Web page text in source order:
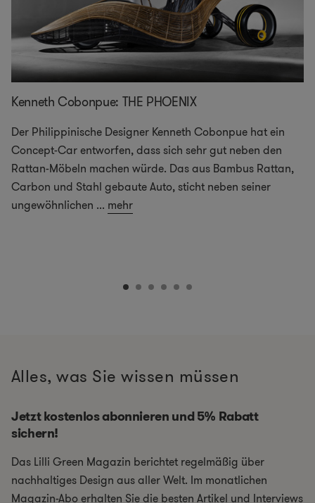
Kenneth Cobonpue: THE PHOENIX
Der Philippinische Designer Kenneth Cobonpue hat ein
Concept-Car entworfen, dass sich sehr gut neben den
Rattan-Möbeln machen würde. Das aus Bambus Rattan,
Carbon und Stahl gebaute Auto, sticht neben seiner
ungewöhnlichen ... mehr
Alles, was Sie wissen müssen
Jetzt kostenlos abonnieren und 5% Rabatt
sichern!
Das Lilli Green Magazin berichtet regelmäßig über
nachhaltiges Design aus aller Welt. Im monatlichen
Magazin-Abo erhalten Sie die besten Artikel und Interviews